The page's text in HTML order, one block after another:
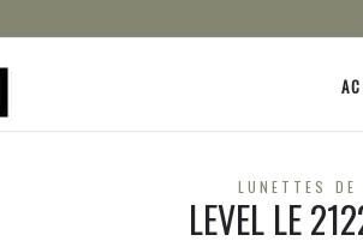
LUNETTES DE
LEVEL LE